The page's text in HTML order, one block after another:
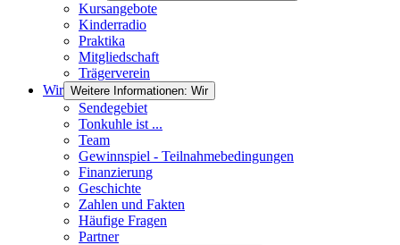
Kursangebote
Kinderradio
Praktika
Mitgliedschaft
Trägerverein
Wir Weitere Informationen: Wir
Sendegebiet
Tonkuhle ist ...
Team
Gewinnspiel - Teilnahmebedingungen
Finanzierung
Geschichte
Zahlen und Fakten
Häufige Fragen
Partner